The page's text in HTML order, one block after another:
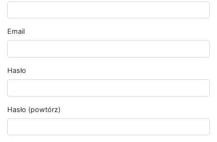
Email
Hasło
Hasło (powtórz)